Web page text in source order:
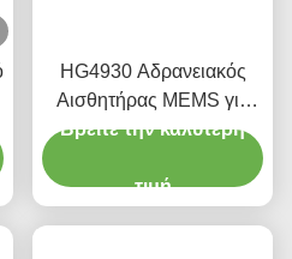
HG4930 Αδρανειακός
Αισθητήρας MEMS για
Αισθητήρες
Κίνησης Ακριβείας
Βρείτε την καλύτερη
τιμή